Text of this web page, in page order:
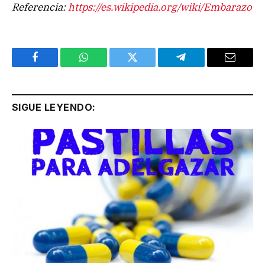
Referencia:https://es.wikipedia.org/wiki/Embarazo
Facebook WhatsApp Twitter Telegram Email
SIGUE LEYENDO: